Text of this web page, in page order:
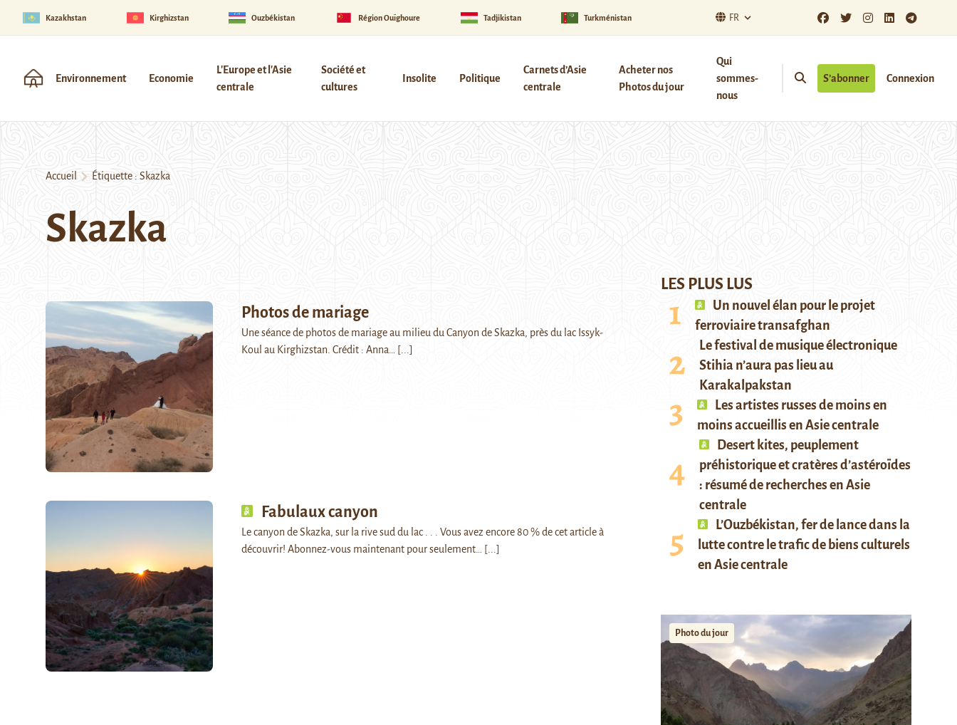
Kazakhstan Kirghizstan Ouzbékistan Région Ouïghoure Tadjikistan Turkménistan FR
Environnement Economie
L'Europe et l'Asie
centrale
Société et
cultures
Insolite Politique
Carnets d’Asie
centrale
Acheter nos
Photos du jour
Qui
sommes-
nous
S’abonner Connexion
Accueil Étiquette : Skazka
Skazka
Photos de mariage
Une séance de photos de mariage au milieu du Canyon de Skazka, près du lac Issyk-
Koul au Kirghizstan. Crédit : Anna…
[...]
Fabulaux canyon
Le canyon de Skazka, sur la rive sud du lac . . . Vous avez encore 80 % de cet article à
découvrir! Abonnez-vous maintenant pour seulement…
[...]
LES PLUS LUS
Un nouvel élan pour le projet
ferroviaire transafghan
Le festival de musique électronique
Stihia n’aura pas lieu au
Karakalpakstan
Les artistes russes de moins en
moins accueillis en Asie centrale
Desert kites, peuplement
préhistorique et cratères d’astéroïdes
: résumé de recherches en Asie
centrale
L’Ouzbékistan, fer de lance dans la
lutte contre le trafic de biens culturels
en Asie centrale
Photo du jour